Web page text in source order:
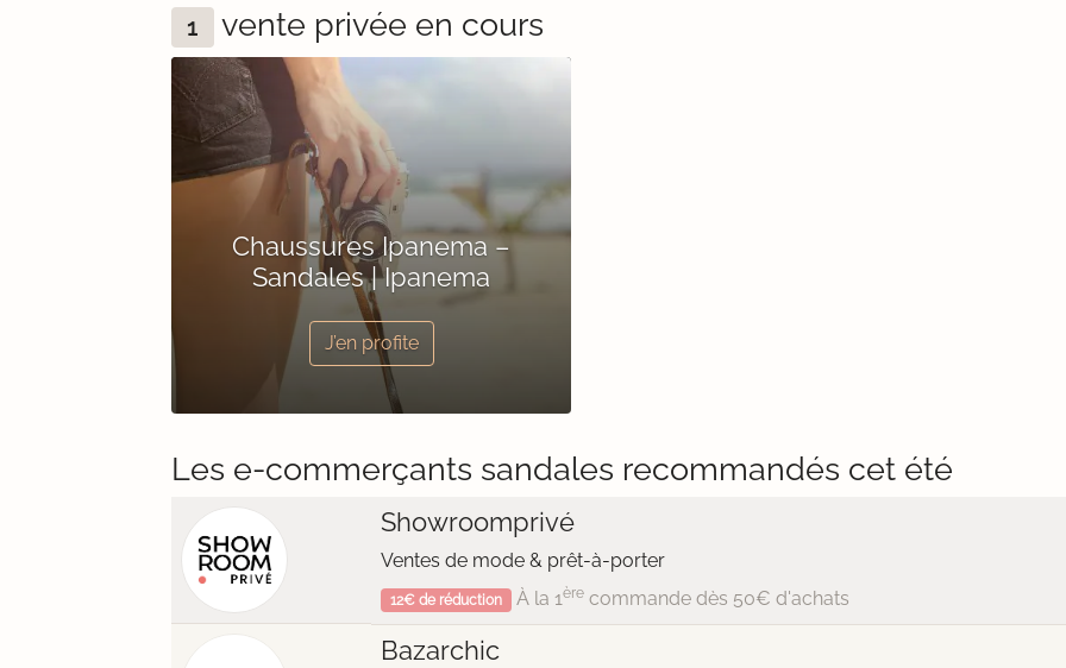
1 vente privée en cours
Chaussures Ipanema –
Sandales | Ipanema
J’en profite
Les e-commerçants sandales recommandés cet été
Showroomprivé
Ventes de mode & prêt-à-porter
12€ de réduction À la 1èrecommande dès 50€ d'achats
Bazarchic